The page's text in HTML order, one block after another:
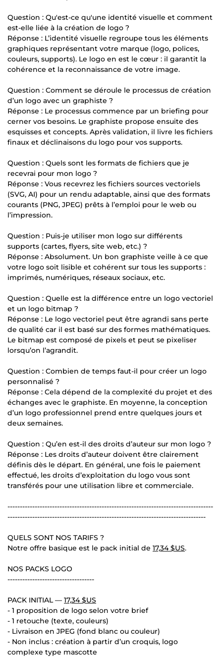
Question : Qu'est-ce qu'une identité visuelle et comment
est-elle liée à la création de logo ?
Réponse : L’identité visuelle regroupe tous les éléments
graphiques représentant votre marque (logo, polices,
couleurs, supports). Le logo en est le cœur : il garantit la
cohérence et la reconnaissance de votre image.
Question : Comment se déroule le processus de création
d’un logo avec un graphiste ?
Réponse : Le processus commence par un briefing pour
cerner vos besoins. Le graphiste propose ensuite des
esquisses et concepts. Après validation, il livre les fichiers
finaux et déclinaisons du logo pour vos supports.
Question : Quels sont les formats de fichiers que je
recevrai pour mon logo ?
Réponse : Vous recevrez les fichiers sources vectoriels
(SVG, AI) pour un rendu adaptable, ainsi que des formats
courants (PNG, JPEG) prêts à l’emploi pour le web ou
l’impression.
Question : Puis-je utiliser mon logo sur différents
supports (cartes, flyers, site web, etc.) ?
Réponse : Absolument. Un bon graphiste veille à ce que
votre logo soit lisible et cohérent sur tous les supports :
imprimés, numériques, réseaux sociaux, etc.
Question : Quelle est la différence entre un logo vectoriel
et un logo bitmap ?
Réponse : Le logo vectoriel peut être agrandi sans perte
de qualité car il est basé sur des formes mathématiques.
Le bitmap est composé de pixels et peut se pixeliser
lorsqu’on l’agrandit.
Question : Combien de temps faut-il pour créer un logo
personnalisé ?
Réponse : Cela dépend de la complexité du projet et des
échanges avec le graphiste. En moyenne, la conception
d’un logo professionnel prend entre quelques jours et
deux semaines.
Question : Qu’en est-il des droits d’auteur sur mon logo ?
Réponse : Les droits d’auteur doivent être clairement
définis dès le départ. En général, une fois le paiement
effectué, les droits d’exploitation du logo vous sont
transférés pour une utilisation libre et commerciale.
-----------------------------------------------------------------------------------
--------------------------------------------------------------------------------
QUELS SONT NOS TARIFS ?
Notre offre basique est le pack initial de 17,34 $US.
NOS PACKS LOGO
-----------------------------------
PACK INITIAL — 17,34 $US
- 1 proposition de logo selon votre brief
- 1 retouche (texte, couleurs)
- Livraison en JPEG (fond blanc ou couleur)
- Non inclus : création à partir d’un croquis, logo
complexe type mascotte